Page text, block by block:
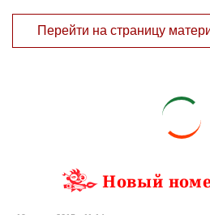
Перейти на страницу
Новый